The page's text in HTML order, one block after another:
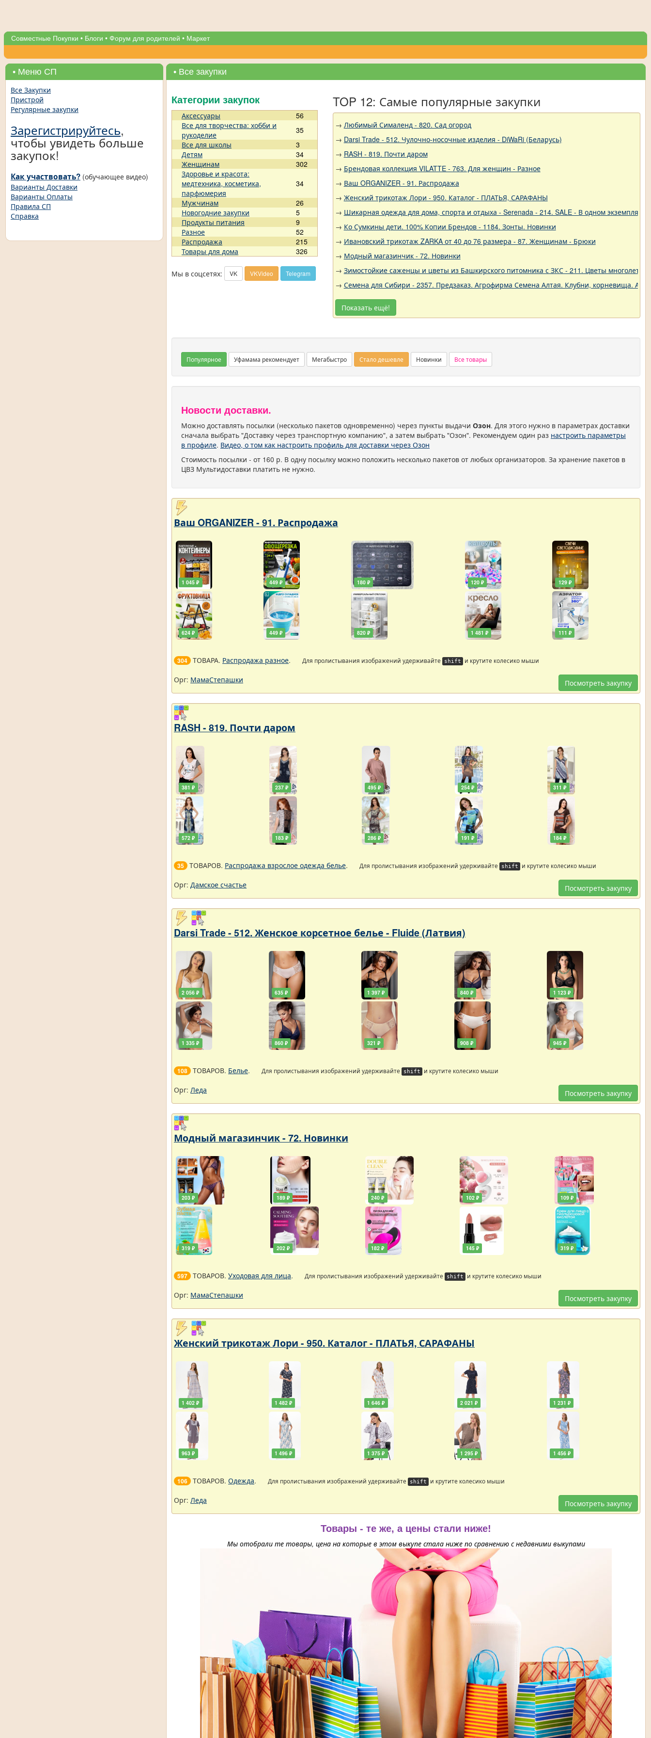
Совместные Покупки • Блоги • Форум для родителей • Маркет
• Меню СП
Все Закупки
Пристрой
Регулярные закупки
Зарегистрируйтесь,
чтобы увидеть больше
закупок!
Как участвовать? (обучающее видео)
Варианты Доставки
Варианты Оплаты
Правила СП
Справка
• Все закупки
Категории закупок
Аксессуары
56
Все для творчества: хобби и
рукоделие
35
Все для школы
3
Детям
34
Женщинам
302
Здоровье и красота:
медтехника, косметика,
парфюмерия
34
Мужчинам
26
Новогодние закупки
5
Продукты питания
9
Разное
52
Распродажа
215
Товары для дома
326
Мы в соцсетях: VK VKVideo Telegram
TOP 12: Самые популярные закупки
→ Любимый Сималенд - 820. Сад огород
→ Darsi Trade - 512. Чулочно-носочные изделия - DiWaRi (Беларусь)
→ RASH - 819. Почти даром
→ Брендовая коллекция VILATTE - 763. Для женщин - Разное
→ Ваш ORGANIZER - 91. Распродажа
→ Женский трикотаж Лори - 950. Каталог - ПЛАТЬЯ, САРАФАНЫ
→ Шикарная одежда для дома, спорта и отдыха - Serenada - 214. SALE - В одном экземпляре!
→ Ко Сумкины дети. 100% Копии Брендов - 1184. Зонты. Новинки
→ Ивановский трикотаж ZARKA от 40 до 76 размера - 87. Женщинам - Брюки
→ Модный магазинчик - 72. Новинки
→ Зимостойкие саженцы и цветы из Башкирского питомника с ЗКС - 211. Цветы
→ Семена для Сибири - 2357. Предзаказ. Агрофирма Семена Алтая. Клубни, корневища.
Показать ещё!
Популярное Уфамама рекомендует Мегабыстро Стало дешевле Новинки Все товары
Новости доставки.
Можно доставлять посылки (несколько пакетов одновременно) через пункты выдачи Озон. Для этого нужно в параметрах доставки
сначала выбрать "Доставку через транспортную компанию", а затем выбрать "Озон". Рекомендуем один раз настроить параметры
в профиле. Видео, о том как настроить профиль для доставки через Озон
Стоимость посылки - от 160 р. В одну посылку можно положить несколько пакетов от любых организаторов. За хранение пакетов в
ЦВЗ Мультидоставки платить не нужно.
Ваш ORGANIZER - 91. Распродажа
1 045 ₽
624 ₽
449 ₽
449 ₽
180 ₽
820 ₽
120 ₽
1 481 ₽
129 ₽
111 ₽
304 ТОВАРА. Распродажа разное. Для пролистывания изображений удерживайте shift и крутите колесико мыши
Посмотреть закупку
Орг: МамаСтепашки
RASH - 819. Почти даром
381 ₽
572 ₽
237 ₽
183 ₽
495 ₽
286 ₽
254 ₽
191 ₽
311 ₽
184 ₽
35 ТОВАРОВ. Распродажа взрослое одежда белье. Для пролистывания изображений удерживайте shift и крутите колесико мыши
Посмотреть закупку
Орг: Дамское счастье
Darsi Trade - 512. Женское корсетное белье - Fluide (Латвия)
2 056 ₽
1 335 ₽
635 ₽
860 ₽
1 397 ₽
321 ₽
840 ₽
908 ₽
1 123 ₽
945 ₽
108 ТОВАРОВ. Белье. Для пролистывания изображений удерживайте shift и крутите колесико мыши
Посмотреть закупку
Орг: Леда
Модный магазинчик - 72. Новинки
203 ₽
319 ₽
189 ₽
202 ₽
240 ₽
182 ₽
102 ₽
145 ₽
109 ₽
319 ₽
597 ТОВАРОВ. Уходовая для лица. Для пролистывания изображений удерживайте shift и крутите колесико мыши
Посмотреть закупку
Орг: МамаСтепашки
Женский трикотаж Лори - 950. Каталог - ПЛАТЬЯ, САРАФАНЫ
1 402 ₽
963 ₽
1 482 ₽
1 496 ₽
1 646 ₽
1 375 ₽
2 021 ₽
1 295 ₽
1 231 ₽
1 456 ₽
106 ТОВАРОВ. Одежда. Для пролистывания изображений удерживайте shift и крутите колесико мыши
Посмотреть закупку
Орг: Леда
Товары - те же, а цены стали ниже!
Мы отобрали те товары, цена на которые в этом выкупе стала ниже по сравнению с недавними выкупами